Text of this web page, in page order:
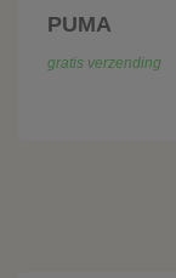
PUMA
gratis verzending